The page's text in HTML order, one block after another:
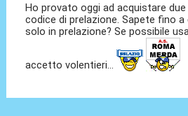
Ho provato oggi ad acquistare
codice di prelazione. Sapete fino a
solo in prelazione? Se possibile
accetto volentieri...